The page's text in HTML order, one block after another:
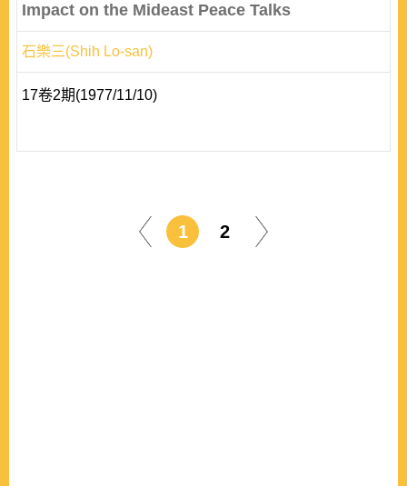
Impact on the Mideast Peace Talks
石樂三(Shih Lo-san)
17卷2期(1977/11/10)
1 2